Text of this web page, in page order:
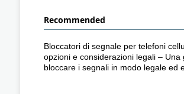
Recommended
Bloccatori di segnale per telefoni
opzioni e considerazioni legali – Una
bloccare i segnali in modo legale ed